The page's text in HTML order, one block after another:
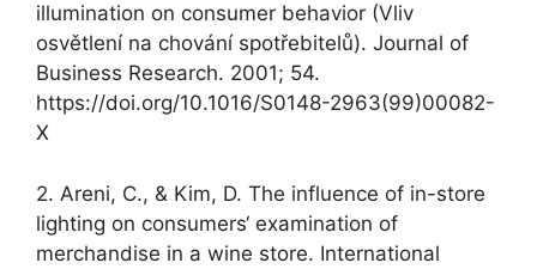
illumination on consumer behavior (Vliv
osvětlení na chování spotřebitelů). Journal of
Business Research. 2001; 54.
https://doi.org/10.1016/S0148-2963(99)00082-
X
2. Areni, C., & Kim, D. The influence of in-store
lighting on consumers‘ examination of
merchandise in a wine store. International